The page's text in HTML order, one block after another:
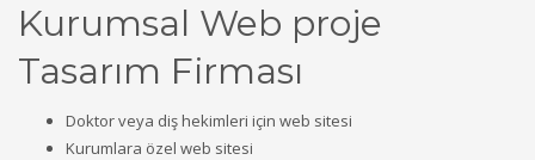
Kurumsal Web proje
Tasarım Firması
Doktor veya diş hekimleri için web sitesi
Kurumlara özel web sitesi